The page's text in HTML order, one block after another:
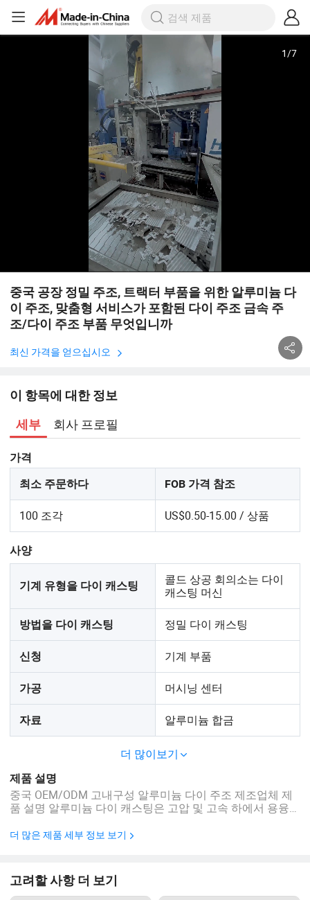
1/7
중국 공장 정밀 주조, 트랙터 부품을 위한 알루미늄 다
이 주조, 맞춤형 서비스가 포함된 다이 주조 금속 주
조/다이 주조 부품 무엇입니까
최신 가격을 얻으십시오
이 항목에 대한 정보
세부 회사 프로필
가격
최소 주문하다 FOB 가격 참조
100 조각 US$0.50-15.00 / 상품
사양
기계 유형을 다이 캐스팅
콜드 상공 회의소는 다이
캐스팅 머신
방법을 다이 캐스팅 정밀 다이 캐스팅
신청 기계 부품
가공 머시닝 센터
자료 알루미늄 합금
더 많이보기
제품 설명
중국 OEM/ODM 고내구성 알루미늄 다이 주조 제조업체 제
품 설명 알루미늄 다이 캐스팅은 고압 및 고속 하에서 용융된
고형화를 통해 주조를 형성하는 정밀 주조 공정입니다. 이 제
서 널리 사용되고 있다는 것입니다. 우리의 장점 알루미늄 다
이 주조물의 장점: 알루미늄 다이 캐스팅의 핵심 장점은 생산
더 많은 제품 세부 정보 보기
고려할 사항 더 보기